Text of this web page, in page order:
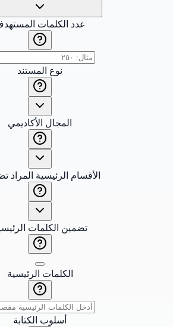
عدد الكلمات
نوع المستند
المجال الأكاديمي
الأقسام الرئيسية المراد
تضمين الكلمات
الكلمات الرئيسية
أسلوب الكتابة